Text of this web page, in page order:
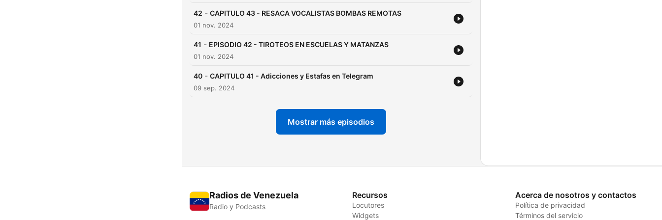
crítica, creativa y fuera de la
el mundo con nosotros?
42 - CAPITULO 43 - RESACA VOCALISTAS BOMBAS REMOTAS
01 nov. 2024
41 - EPISODIO 42 - TIROTEOS EN ESCUELAS Y MATANZAS
01 nov. 2024
40 - CAPITULO 41 - Adicciones y Estafas en Telegram
09 sep. 2024
Mostrar más episodios
Radios de Venezuela
Radio y Podcasts
Recursos
Locutores
Widgets
Acerca de nosotros y contactos
Política de privacidad
Términos del servicio